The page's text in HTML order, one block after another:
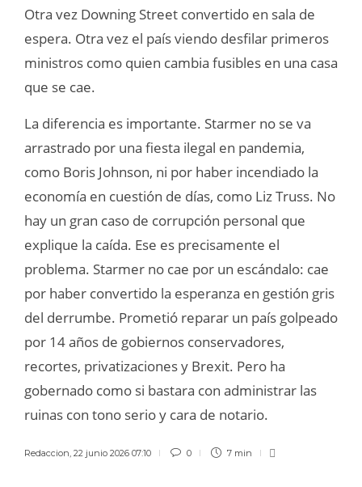
Otra vez Downing Street convertido en sala de
espera. Otra vez el país viendo desfilar primeros
ministros como quien cambia fusibles en una casa
que se cae.
La diferencia es importante. Starmer no se va
arrastrado por una fiesta ilegal en pandemia,
como Boris Johnson, ni por haber incendiado la
economía en cuestión de días, como Liz Truss. No
hay un gran caso de corrupción personal que
explique la caída. Ese es precisamente el
problema. Starmer no cae por un escándalo: cae
por haber convertido la esperanza en gestión gris
del derrumbe. Prometió reparar un país golpeado
por 14 años de gobiernos conservadores,
recortes, privatizaciones y Brexit. Pero ha
gobernado como si bastara con administrar las
ruinas con tono serio y cara de notario.
Redaccion, 22 junio 2026 07:10 0 7 min